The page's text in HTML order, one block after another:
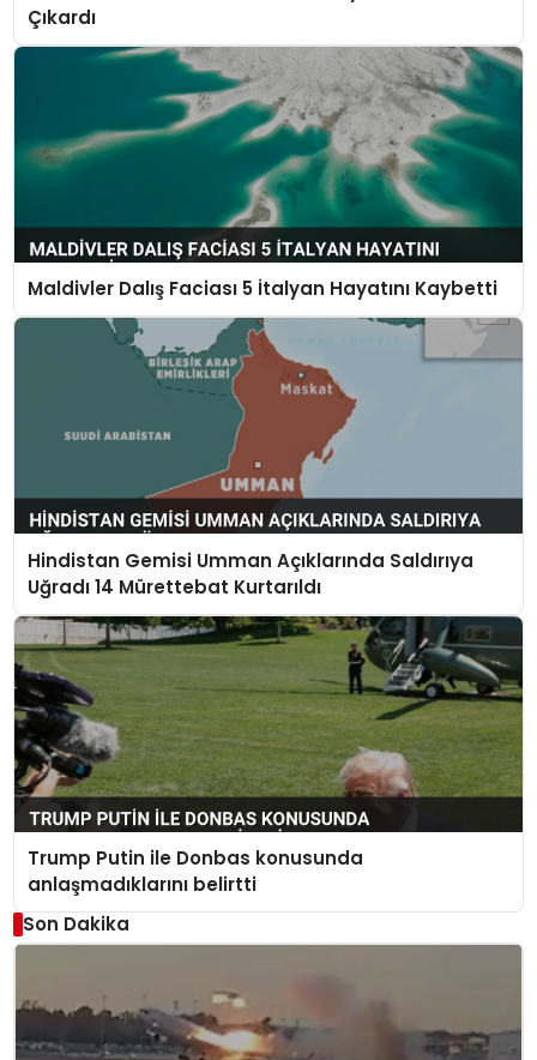
Çıkardı
Maldivler Dalış Faciası 5 İtalyan Hayatını Kaybetti
Hindistan Gemisi Umman Açıklarında Saldırıya
Uğradı 14 Mürettebat Kurtarıldı
Trump Putin ile Donbas konusunda
anlaşmadıklarını belirtti
Son Dakika